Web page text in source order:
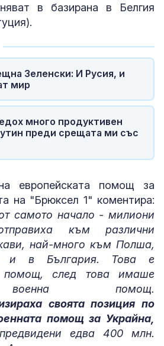
в базирана в Белгия
Зеленски: И Русия, и
мир
много продуктивен
преди срещата ми със
европейската помощ за
на "Брюксел 1" коментира:
самото начало - милиони
към различни
най-много към Полша,
и в България. Това е
помощ, след това имаше
помощ.
своята позиция по
помощ за Украйна,
едва 400 млн.